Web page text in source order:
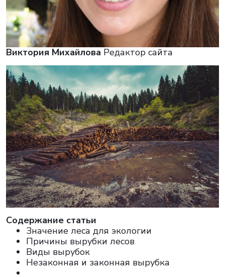
Виктория Михайлова Редактор сайта
Cодержание статьи
Значение леса для экологии
Причины вырубки лесов
Виды вырубок
Незаконная и законная вырубка